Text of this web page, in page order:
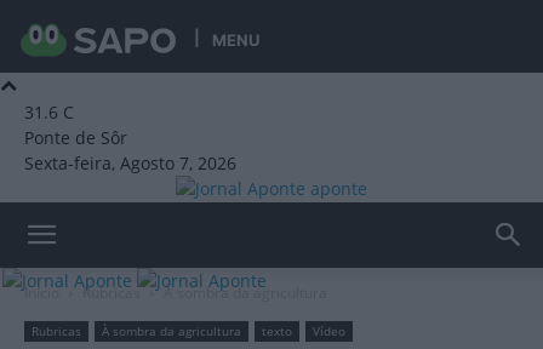
MENU
31.6 C
Ponte de Sôr
Sexta-feira, Agosto 7, 2026
aponte
Início Rubricas À sombra da agricultura
Rubricas À sombra da agricultura texto Vídeo